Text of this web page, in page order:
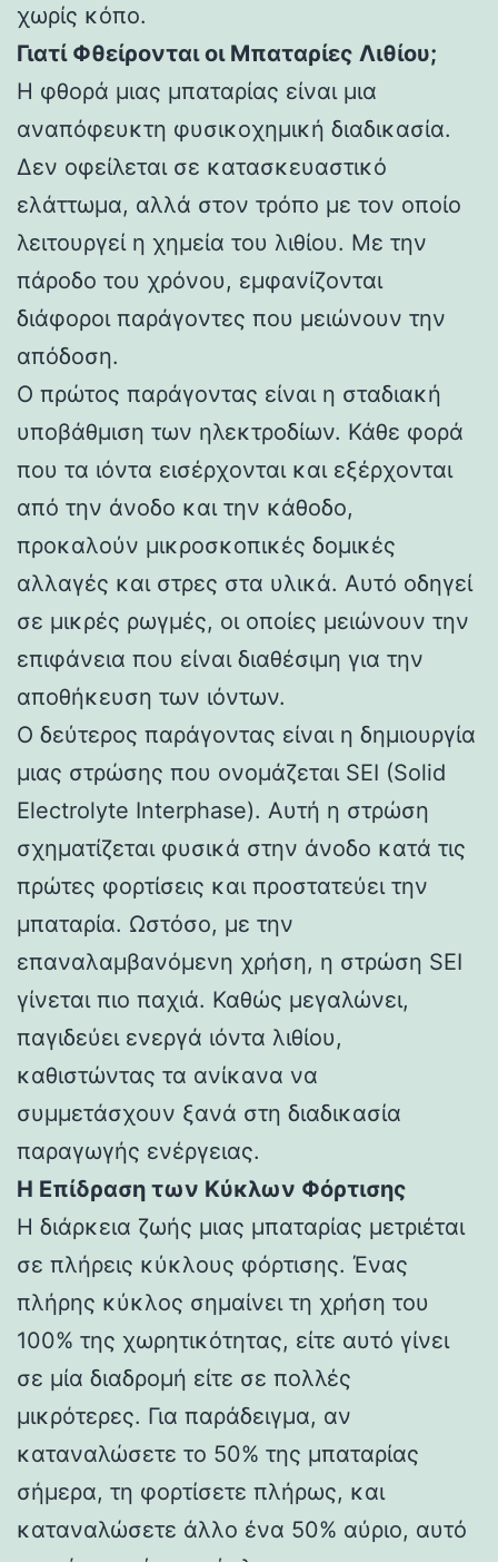
χωρίς κόπο.
Γιατί Φθείρονται οι Μπαταρίες Λιθίου;
Η φθορά μιας μπαταρίας είναι μια
αναπόφευκτη φυσικοχημική διαδικασία.
Δεν οφείλεται σε κατασκευαστικό
ελάττωμα, αλλά στον τρόπο με τον οποίο
λειτουργεί η χημεία του λιθίου. Με την
πάροδο του χρόνου, εμφανίζονται
διάφοροι παράγοντες που μειώνουν την
απόδοση.
Ο πρώτος παράγοντας είναι η σταδιακή
υποβάθμιση των ηλεκτροδίων. Κάθε φορά
που τα ιόντα εισέρχονται και εξέρχονται
από την άνοδο και την κάθοδο,
προκαλούν μικροσκοπικές δομικές
αλλαγές και στρες στα υλικά. Αυτό οδηγεί
σε μικρές ρωγμές, οι οποίες μειώνουν την
επιφάνεια που είναι διαθέσιμη για την
αποθήκευση των ιόντων.
Ο δεύτερος παράγοντας είναι η δημιουργία
μιας στρώσης που ονομάζεται SEI (Solid
Electrolyte Interphase). Αυτή η στρώση
σχηματίζεται φυσικά στην άνοδο κατά τις
πρώτες φορτίσεις και προστατεύει την
μπαταρία. Ωστόσο, με την
επαναλαμβανόμενη χρήση, η στρώση SEI
γίνεται πιο παχιά. Καθώς μεγαλώνει,
παγιδεύει ενεργά ιόντα λιθίου,
καθιστώντας τα ανίκανα να
συμμετάσχουν ξανά στη διαδικασία
παραγωγής ενέργειας.
Η Επίδραση των Κύκλων Φόρτισης
Η διάρκεια ζωής μιας μπαταρίας μετριέται
σε πλήρεις κύκλους φόρτισης. Ένας
πλήρης κύκλος σημαίνει τη χρήση του
100% της χωρητικότητας, είτε αυτό γίνει
σε μία διαδρομή είτε σε πολλές
μικρότερες. Για παράδειγμα, αν
καταναλώσετε το 50% της μπαταρίας
σήμερα, τη φορτίσετε πλήρως, και
καταναλώσετε άλλο ένα 50% αύριο, αυτό